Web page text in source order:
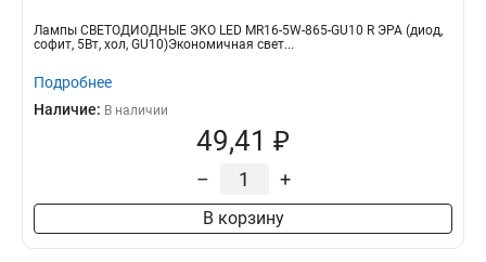
Лампы СВЕТОДИОДНЫЕ ЭКО LED MR16-5W-865-GU10 R ЭРА (диод,
софит, 5Вт, хол, GU10)Экономичная свет...
Подробнее
Наличие: В наличии
49,41 ₽
– +
В корзину